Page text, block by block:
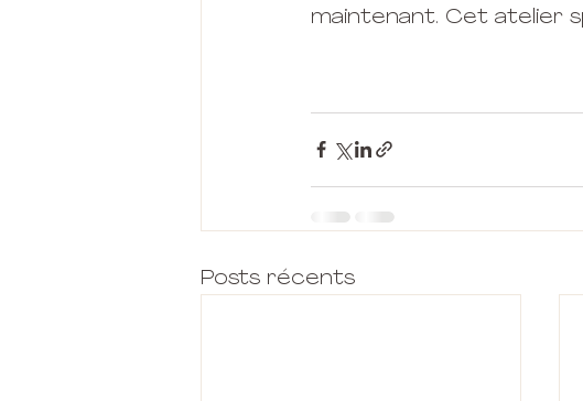
maintenant. Cet atelier
Posts récents